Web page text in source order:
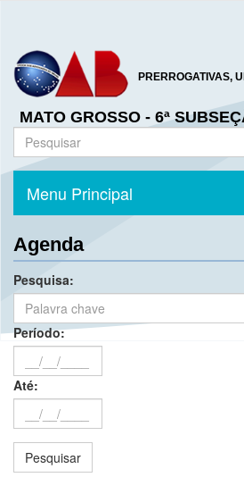
PRERROGATIVAS,
MATO GROSSO - 6ª
Menu Principal
Agenda
Pesquisa:
Período:
Até: